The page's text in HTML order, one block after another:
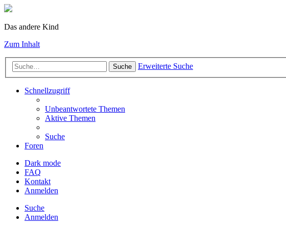
Das andere Kind
Zum Inhalt
Suche Erweiterte Suche
Schnellzugriff
Unbeantwortete Themen
Aktive Themen
Suche
Foren
Dark mode
FAQ
Kontakt
Anmelden
Suche
Anmelden